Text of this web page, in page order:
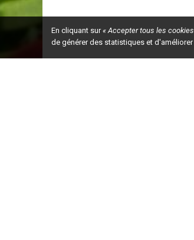
En cliquant sur« Accepter tous les
de générer des statistiques et